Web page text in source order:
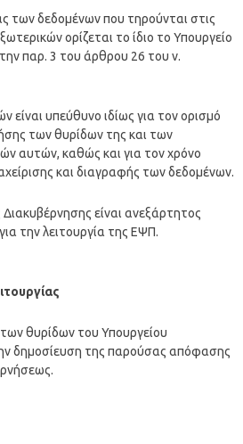
των δεδομένων που τηρούνται στις
ορίζεται το ίδιο το Υπουργείο
παρ. 3 του άρθρου 26 του ν.
είναι υπεύθυνο ιδίως για τον ορισμό
των θυρίδων της και των
αυτών, καθώς και για τον χρόνο
και διαγραφής των δεδομένων.
είναι ανεξάρτητος
την λειτουργία της ΕΨΠ.
θυρίδων του Υπουργείου
δημοσίευση της παρούσας απόφασης